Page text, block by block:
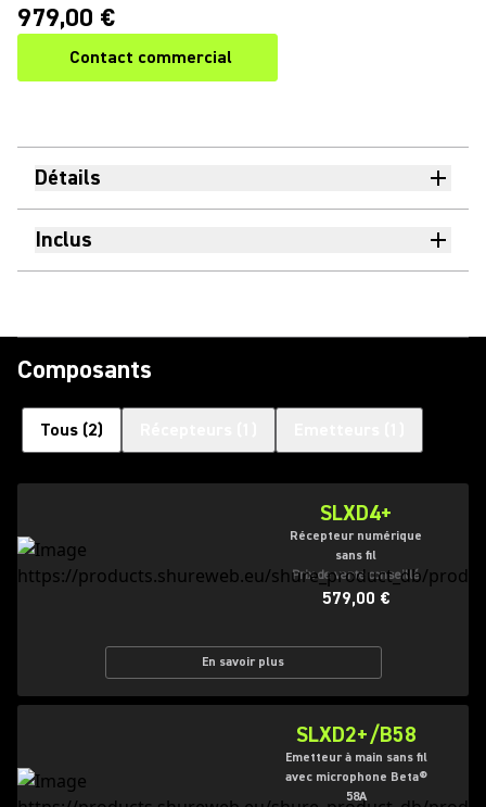
979,00 €
Contact commercial
Détails
Inclus
Composants
Tous (2)
SLXD4+
Récepteur numérique
sans fil
Prix de vente conseillé
579,00 €
En savoir plus
SLXD2+/B58
Emetteur à main sans fil
avec microphone Beta®
58A